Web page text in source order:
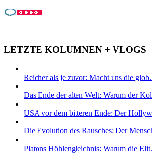
LETZTE KOLUMNEN + VLOGS
Reicher als je zuvor: Macht uns die
Das Ende der alten Welt: Warum der
USA vor dem bitteren Ende: Der
Die Evolution des Rausches: Der
Platons Höhlengleichnis: Warum die